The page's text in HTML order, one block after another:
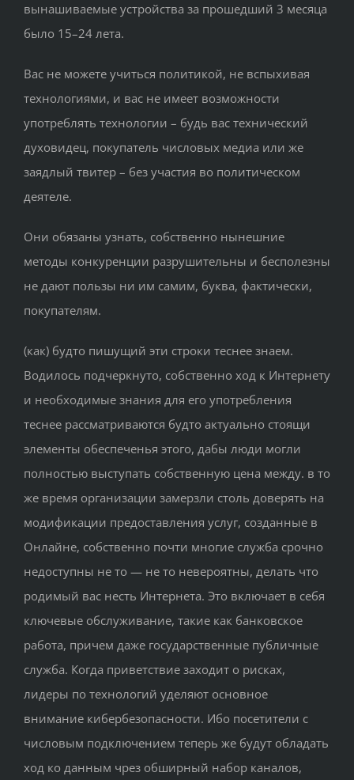
вынашиваемые устройства за прошедший 3 месяца
было 15–24 лета.
Вас не можете учиться политикой, не вспыхивая
технологиями, и вас не имеет возможности
употреблять технологии – будь вас технический
духовидец, покупатель числовых медиа или же
заядлый твитер – без участия во политическом
деятеле.
Они обязаны узнать, собственно нынешние
методы конкуренции разрушительны и бесполезны
не дают пользы ни им самим, буква, фактически,
покупателям.
(как) будто пишущий эти строки теснее знаем.
Водилось подчеркнуто, собственно ход к Интернету
и необходимые знания для его употребления
теснее рассматриваются будто актуально стоящи
элементы обеспеченья этого, дабы люди могли
полностью выступать собственную цена между. в то
же время организации замерзли столь доверять на
модификации предоставления услуг, созданные в
Онлайне, собственно почти многие служба срочно
недоступны не то — не то невероятны, делать что
родимый вас несть Интернета. Это включает в себя
ключевые обслуживание, такие как банковское
работа, причем даже государственные публичные
служба. Когда приветствие заходит о рисках,
лидеры по технологий уделяют основное
внимание кибербезопасности. Ибо посетители с
числовым подключением теперь же будут обладать
ход ко данным чрез обширный набор каналов,